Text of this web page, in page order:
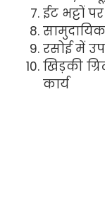
ईट भट्टों
रसोई में
खिड़की
कार्य